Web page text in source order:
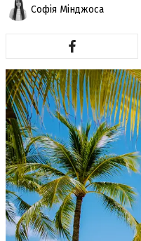
Софія Мінджоса